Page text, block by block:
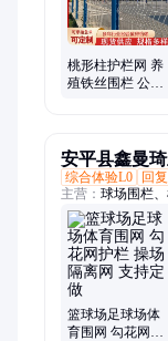
桃形柱护栏网 养
殖铁丝围栏 公园
安平县鑫曼
综合体验L0
回
主营： 球场围栏
围网、市政护栏
隔离网、田径场
墙护栏、围墙防
离栅栏、安全围
篮球场足球场体
育围网 勾花网护